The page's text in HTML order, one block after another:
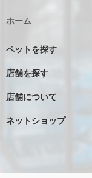
ホーム
ペットを探す
店舗を探す
店舗について
ネットショップ